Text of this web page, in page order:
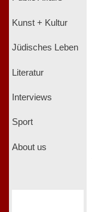
Kunst + Kultur
Jüdisches Leben
Literatur
Interviews
Sport
About us